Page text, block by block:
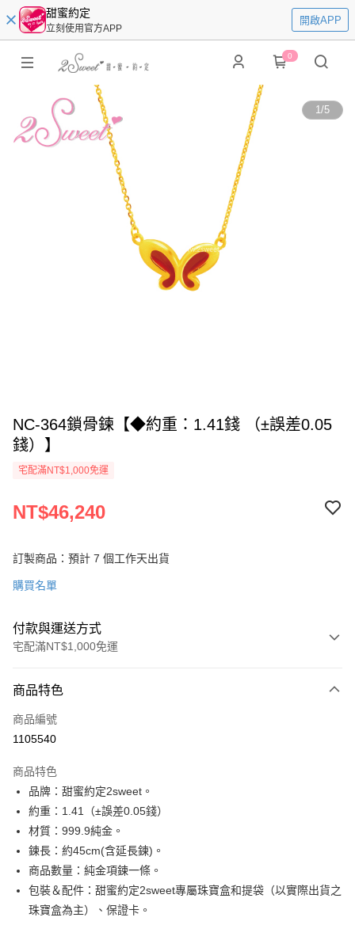
甜蜜約定
立刻使用官方APP
開啟APP
0
1/5
NC-364鎖骨鍊【◆約重：1.41錢 （±誤差0.05
錢）】
宅配滿NT$1,000免運
NT$46,240
訂製商品：預計 7 個工作天出貨
購買名單
付款與運送方式
宅配滿NT$1,000免運
信用卡一次付款
信用卡分期付款
合作金庫商業銀行
華南商業銀行
上海商業儲蓄銀行
國泰世華商業銀行
臺灣中小企業銀行
匯豐（台灣）商業銀行
聯邦商業銀行
元大商業銀行
永豐商業銀行
玉山商業銀行
6 期 0 利率 每期
華南商業銀行
上海商業儲蓄銀行
國泰世華商業銀行
臺灣中小企業銀行
匯豐（台灣）商業銀行
華泰商業銀行
聯邦商業銀行
元大商業銀行
LINE Pay
Apple Pay
街口支付
悠遊付
商品特色
商品編號
1105540
商品特色
品牌：甜蜜約定2sweet。
約重：1.41（±誤差0.05錢）
材質：999.9純金。
鍊長：約45cm(含延長鍊)。
商品數量：純金項鍊一條。
包裝＆配件：甜蜜約定2sweet專屬珠寶盒和提袋（以實際出貨之
珠寶盒為主）、保證卡。